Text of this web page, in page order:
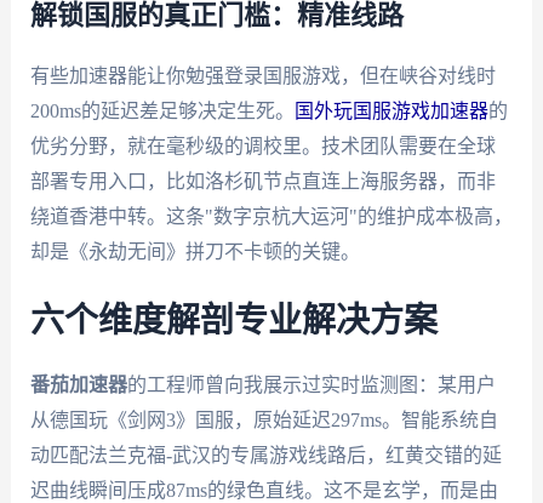
解锁国服的真正门槛：精准线路
有些加速器能让你勉强登录国服游戏，但在峡谷对线时
200ms的延迟差足够决定生死。
国外玩国服游戏加速器的
优劣分野，就在毫秒级的调校里。技术团队需要在全球
部署专用入口，比如洛杉矶节点直连上海服务器，而非
绕道香港中转。这条"数字京杭大运河"的维护成本极高，
却是《永劫无间》拼刀不卡顿的关键。
六个维度解剖专业解决方案
番茄加速器的工程师曾向我展示过实时监测图：某用户
从德国玩《剑网3》国服，原始延迟297ms。智能系统自
动匹配法兰克福-武汉的专属游戏线路后，红黄交错的延
迟曲线瞬间压成87ms的绿色直线。这不是玄学，而是由